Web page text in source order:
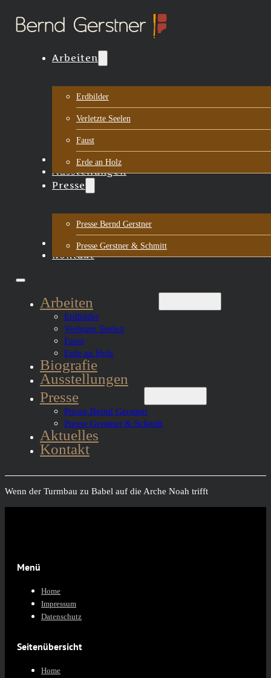
Arbeiten
Erdbilder
Verletzte Seelen
Faust
Erde an Holz
Biografie
Ausstellungen
Presse
Presse Bernd Gerstner
Presse Gerstner & Schmitt
Aktuelles
Kontakt
Arbeiten
Erdbilder
Verletzte Seelen
Faust
Erde an Holz
Biografie
Ausstellungen
Presse
Presse Bernd Gerstner
Presse Gerstner & Schmitt
Aktuelles
Kontakt
Wenn der Turmbau zu Babel auf die Arche Noah trifft
Menü
Home
Impressum
Datenschutz
Seitenübersicht
Home